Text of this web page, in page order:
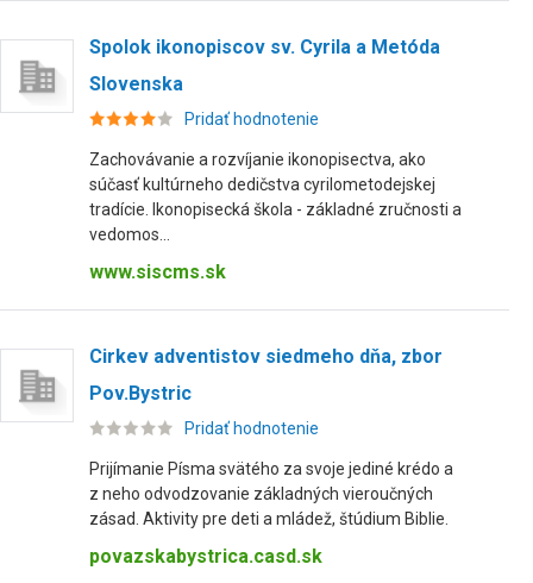
Spolok ikonopiscov sv. Cyrila a Metóda
Slovenska
Pridať hodnotenie
Zachovávanie a rozvíjanie ikonopisectva, ako
súčasť kultúrneho dedičstva cyrilometodejskej
tradície. Ikonopisecká škola - základné zručnosti a
vedomos...
www.siscms.sk
Cirkev adventistov siedmeho dňa, zbor
Pov.Bystric
Pridať hodnotenie
Prijímanie Písma svätého za svoje jediné krédo a
z neho odvodzovanie základných vieroučných
zásad. Aktivity pre deti a mládež, štúdium Biblie.
povazskabystrica.casd.sk